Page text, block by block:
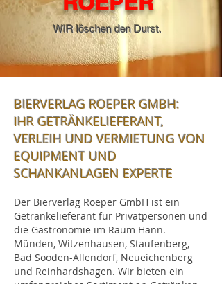
WIR löschen den Durst.
BIERVERLAG ROEPER GMBH:
IHR GETRÄNKELIEFERANT,
VERLEIH UND VERMIETUNG VON
EQUIPMENT UND
SCHANKANLAGEN EXPERTE
Der Bierverlag Roeper GmbH ist ein
Getränkelieferant für Privatpersonen und
die Gastronomie im Raum Hann.
Münden, Witzenhausen, Staufenberg,
Bad Sooden-Allendorf, Neueichenberg
und Reinhardshagen. Wir bieten ein